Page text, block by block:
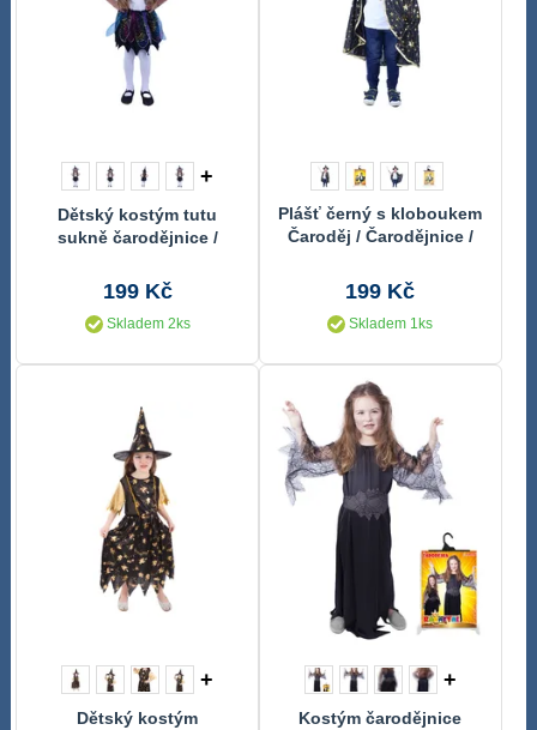
+
Dětský kostým tutu
sukně čarodějnice /
199 Kč
Skladem 2ks
Plášť černý s kloboukem
Čaroděj / Čarodějnice /
199 Kč
Skladem 1ks
+
Dětský kostým
+
Kostým čarodějnice